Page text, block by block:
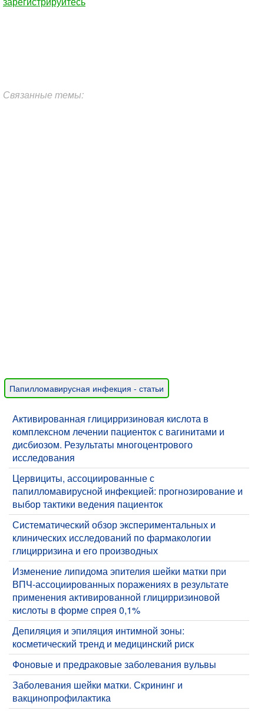
Связанные темы:
Папилломавирусная инфекция - статьи
Активированная глицирризиновая кислота в
комплексном лечении пациенток с вагинитами и
дисбиозом. Результаты многоцентрового
исследования
Цервициты, ассоциированные с
папилломавирусной инфекцией: прогнозирование и
выбор тактики ведения пациенток
​Систематический обзор экспериментальных и
клинических исследований по фармакологии
глицирризина и его производных
​Изменение липидома эпителия шейки матки при
ВПЧ-ассоциированных поражениях в результате
применения активированной глицирризиновой
кислоты в форме спрея 0,1%
Депиляция и эпиляция интимной зоны:
косметический тренд и медицинский риск
Фоновые и предраковые заболевания вульвы
Заболевания шейки матки. Скрининг и
вакцинопрофилактика